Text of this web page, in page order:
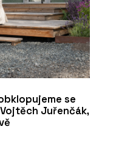
se
Juřenčák,